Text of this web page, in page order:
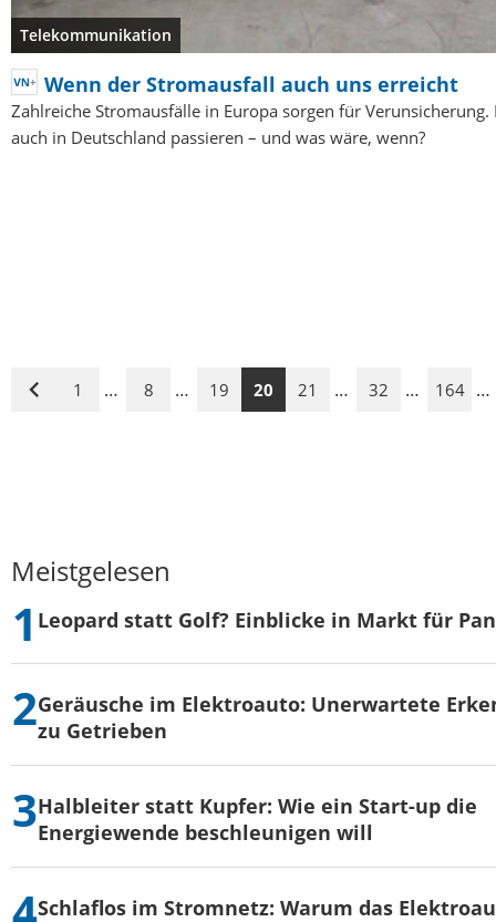
Telekommunikation
Wenn der Stromausfall auch uns erreicht
Zahlreiche Stromausfälle in Europa sorgen für Verunsicherung.
auch in Deutschland passieren – und was wäre, wenn?
Vorige
1 … 8 … 19 20 21 … 32 … 164 …
Meistgelesen
Leopard statt Golf? Einblicke in Markt für
Geräusche im Elektroauto: Unerwartete
zu Getrieben
Halbleiter statt Kupfer: Wie ein Start-up die
Energiewende beschleunigen will
Schlaflos im Stromnetz: Warum das